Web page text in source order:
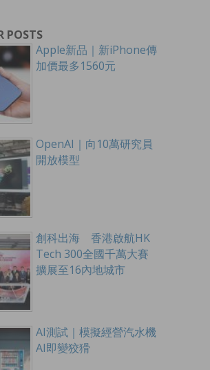
POSTS
Apple新品｜新iPhone傳
加價最多1560元
OpenAI｜向10萬研究員
開放模型
創科出海 香港啟航HK
Tech 300全國千萬大賽
擴展至16內地城市
AI測試｜模擬經營汽水機
AI即變狡猾